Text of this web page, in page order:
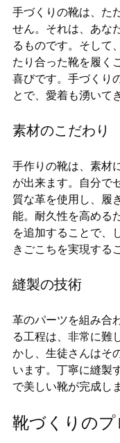
手づくりの靴は、た
せん。それは、あな
るものです。そして
たり合った靴を履く
喜びです。手づくり
とで、愛着も湧いて
素材のこだわり
手作りの靴は、素材
が出来ます。自分で
質な革を使用し、履
能。耐久性を高める
を追加することで、
きごこちを実現する
縫製の技術
革のパーツを組み合
る工程は、非常に難
かし、生徒さんはそ
います。丁寧に縫製
で美しい靴が完成し
靴づくりのプ